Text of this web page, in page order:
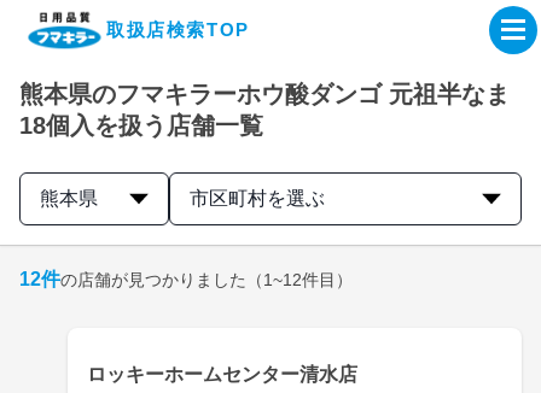
取扱店検索TOP
企業・IR情報サイト
製品情報サイト
取扱店検索はこちら
熊本県のフマキラーホウ酸ダンゴ 元祖半なま
18個入を扱う店舗一覧
熊本県 市区町村を選ぶ
12件の店舗が見つかりました （1~12件目）
ロッキーホームセンター清水店